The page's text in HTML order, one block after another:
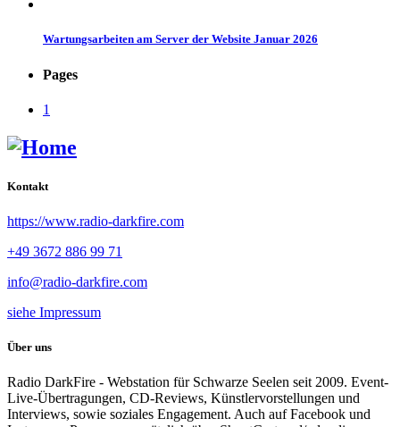
Wartungsarbeiten am Server der Website Januar 2026
Pages
1
Kontakt
https://www.radio-darkfire.com
+49 3672 886 99 71
info@radio-darkfire.com
siehe Impressum
Über uns
Radio DarkFire - Webstation für Schwarze Seelen seit 2009. Event-
Live-Übertragungen, CD-Reviews, Künstlervorstellungen und
Interviews, sowie soziales Engagement. Auch auf Facebook und